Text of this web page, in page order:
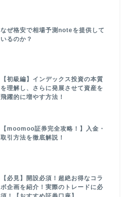
なぜ格安で相場予測noteを提供して
いるのか？
【初級編】インデックス投資の本質
を理解し、さらに発展させて資産を
飛躍的に増やす方法！
【moomoo証券完全攻略！】入金・
取引方法を徹底解説！
【必見】開設必須！超絶お得なコラ
ボ企画を紹介！実際のトレードに必